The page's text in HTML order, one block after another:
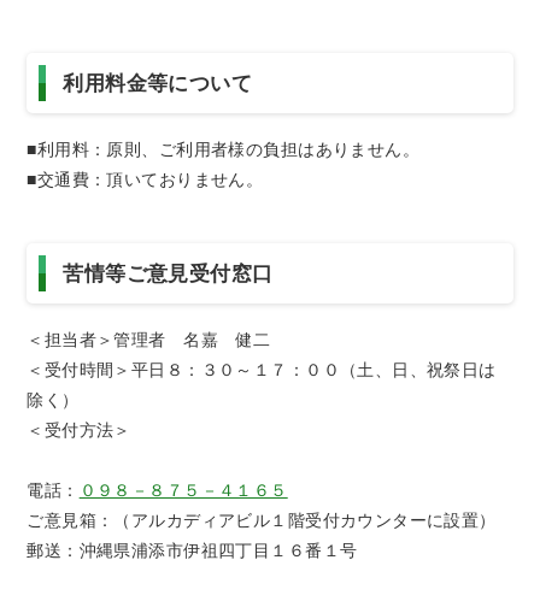
利用料金等について
■利用料：原則、ご利用者様の負担はありません。
■交通費：頂いておりません。
苦情等ご意見受付窓口
＜担当者＞管理者 名嘉 健二
＜受付時間＞平日８：３０～１７：００（土、日、祝祭日は
除く）
＜受付方法＞
電話：
０９８－８７５－４１６５
ご意見箱：（アルカディアビル１階受付カウンターに設置）
郵送：沖縄県浦添市伊祖四丁目１６番１号